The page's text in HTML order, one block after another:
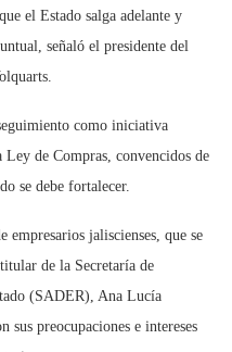
el Estado salga adelante y
señaló el presidente del
como iniciativa
de Compras, convencidos de
se debe fortalecer.
jaliscienses, que se
de la Secretaría de
(SADER), Ana Lucía
sus preocupaciones e intereses